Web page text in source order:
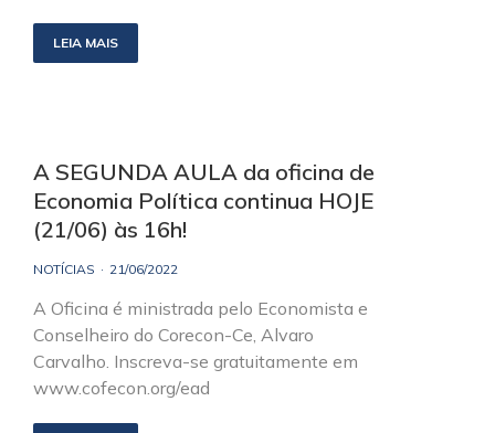
LEIA MAIS
A SEGUNDA AULA da oficina de
Economia Política continua HOJE
(21/06) às 16h!
NOTÍCIAS 21/06/2022
A Oficina é ministrada pelo Economista e
Conselheiro do Corecon-Ce, Alvaro
Carvalho. Inscreva-se gratuitamente em
www.cofecon.org/ead